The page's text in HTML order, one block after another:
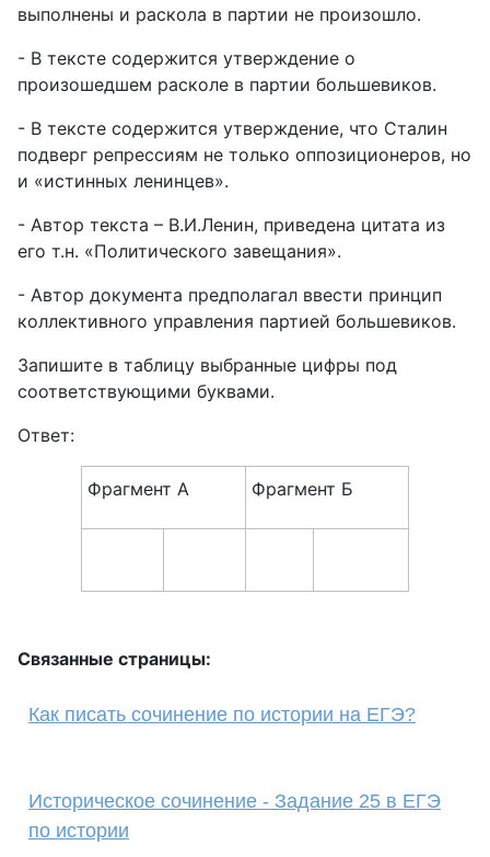
выполнены и раскола в партии не произошло.
- В тексте содержится утверждение о
произошедшем расколе в партии большевиков.
- В тексте содержится утверждение, что Сталин
подверг репрессиям не только оппозиционеров, но
и «истинных ленинцев».
- Автор текста – В.И.Ленин, приведена цитата из
его т.н. «Политического завещания».
- Автор документа предполагал ввести принцип
коллективного управления партией большевиков.
Запишите в таблицу выбранные цифры под
соответствующими буквами.
Ответ:
Фрагмент А Фрагмент Б
Связанные страницы:
Как писать сочинение по истории на ЕГЭ?
Историческое сочинение - Задание 25 в ЕГЭ
по истории